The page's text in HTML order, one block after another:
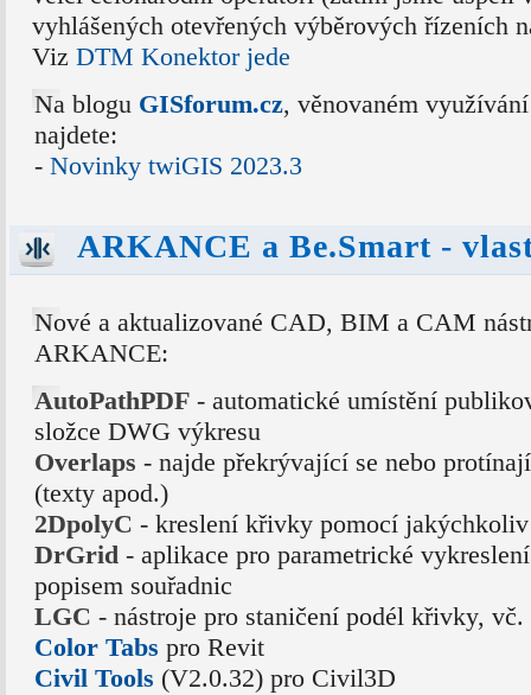
vyhlášených otevřených výběrových řízeních
Viz DTM Konektor jede
Na blogu GISforum.cz, věnovaném
najdete:
- Novinky twiGIS 2023.3
ARKANCE a Be.Smart -
Nové a aktualizované CAD, BIM a CAM
ARKANCE:
AutoPathPDF- automatické umístění
složce DWG výkresu
Overlaps - najde překrývající se nebo
(texty apod.)
2DpolyC - kreslení křivky pomocí
DrGrid- aplikace pro parametrické
popisem souřadnic
LGC - nástroje pro staničení podél křivky, vč.
Color Tabs pro Revit
Civil Tools (V2.0.32) pro Civil3D